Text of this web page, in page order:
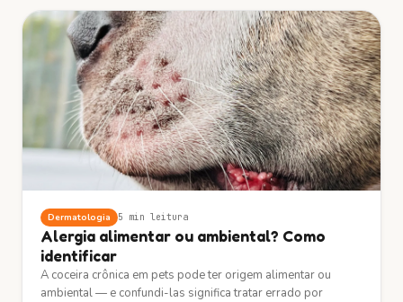
Dermatologia 5 min leitura
Alergia alimentar ou ambiental? Como
identificar
A coceira crônica em pets pode ter origem alimentar ou
ambiental — e confundi-las significa tratar errado por